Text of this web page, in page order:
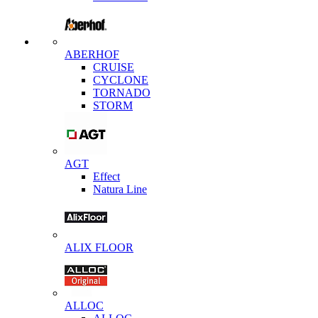
ABERHOF
CRUISE
CYCLONE
TORNADO
STORM
AGT
Effect
Natura Line
ALIX FLOOR
ALLOC